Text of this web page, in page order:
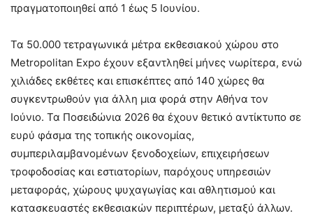
πραγματοποιηθεί από 1 έως 5 Ιουνίου.
Τα 50.000 τετραγωνικά μέτρα εκθεσιακού χώρου στο
Metropolitan Expo έχουν εξαντληθεί μήνες νωρίτερα, ενώ
χιλιάδες εκθέτες και επισκέπτες από 140 χώρες θα
συγκεντρωθούν για άλλη μια φορά στην Αθήνα τον
Ιούνιο. Τα Ποσειδώνια 2026 θα έχουν θετικό αντίκτυπο σε
ευρύ φάσμα της τοπικής οικονομίας,
συμπεριλαμβανομένων ξενοδοχείων, επιχειρήσεων
τροφοδοσίας και εστιατορίων, παρόχους υπηρεσιών
μεταφοράς, χώρους ψυχαγωγίας και αθλητισμού και
κατασκευαστές εκθεσιακών περιπτέρων, μεταξύ άλλων.